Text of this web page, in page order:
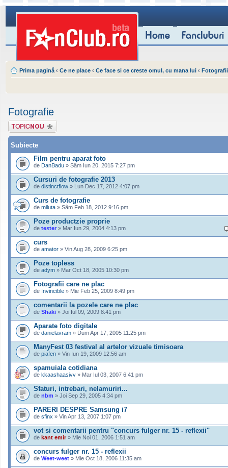
Prima pagină ‹ Ce ne place ‹ Ce face si ce creste omul, cu mana lui ‹
Fotografie
Scrie un subiect
nou
Subiecte
Film pentru aparat foto
de DanBadu » Sâm Iun 20, 2015 7:27 pm
Cursuri de fotografie 2013
de distinctflow » Lun Dec 17, 2012 4:07 pm
Curs de fotografie
de miluta » Sâm Feb 18, 2012 9:16 pm
Poze productzie proprie
de tester » Mar Iun 29, 2004 4:13 pm
curs
de amator » Vin Aug 28, 2009 6:25 pm
Poze topless
de adym » Mar Oct 18, 2005 10:30 pm
Fotografii care ne plac
de Invincible » Mie Feb 25, 2009 8:49 pm
comentarii la pozele care ne plac
de Shaki » Joi Iul 09, 2009 8:41 pm
Aparate foto digitale
de danielavram » Dum Apr 17, 2005 11:25 pm
ManyFest 03 festival al artelor vizuale timisoara
de piafen » Vin Iun 19, 2009 12:56 am
spamuiala cotidiana
de kkaashaasivv » Mar Iul 03, 2007 6:41 pm
Sfaturi, intrebari, nelamuriri...
de nbm » Joi Sep 29, 2005 4:34 pm
PARERI DESPRE Samsung i7
de sfinx » Vin Apr 13, 2007 1:07 pm
vot si comentarii pentru "concurs fulger nr. 15 - reflexii"
de kant emir» Mie Noi 01, 2006 1:51 am
concurs fulger nr. 15 - reflexii
de Weet-weet » Mie Oct 18, 2006 11:35 am